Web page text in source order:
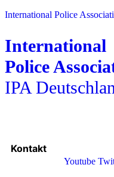
International Police
International
Police
IPA
Kontakt
Youtube